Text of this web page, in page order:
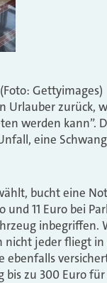
Gettyimages)
Urlauber zurück,
werden kann”.
eine
bucht eine
und 11 Euro bei
jeder fliegt
zu 300 Euro